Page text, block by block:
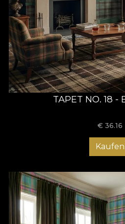
TAPET NO. 18 -
€ 36.16
Kaufen